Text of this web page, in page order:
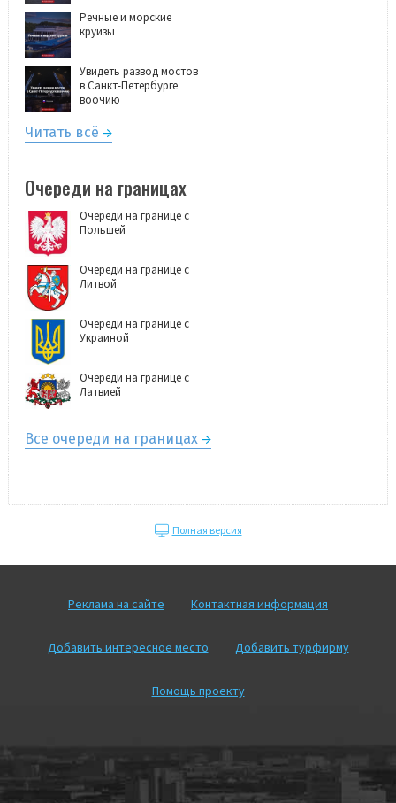
Речные и морские
круизы
Увидеть развод мостов
в Санкт-Петербурге
воочию
Читать всё
Очереди на границах
Очереди на границе с
Польшей
Очереди на границе с
Литвой
Очереди на границе с
Украиной
Очереди на границе с
Латвией
Все очереди на границах
Полная версия
Реклама на сайте Контактная информация
Добавить интересное место Добавить турфирму
Помощь проекту